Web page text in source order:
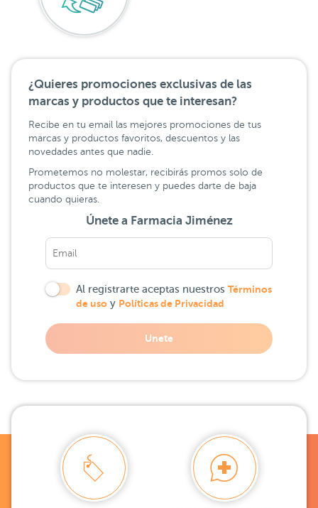
¿Quieres promociones exclusivas de las
marcas y productos que te interesan?
Recibe en tu email las mejores promociones de tus
marcas y productos favoritos, descuentos y las
novedades antes que nadie.
Prometemos no molestar, recibirás promos solo de
productos que te interesen y puedes darte de baja
cuando quieras.
Únete a Farmacia Jiménez
Al registrarte aceptas nuestros Términos
de uso y Políticas de Privacidad
Unete